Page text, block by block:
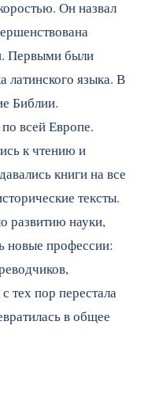
Он назвал
Первыми были
латинского языка. В
Библии.
всей Европе.
к чтению и
книги на все
тексты.
развитию науки,
новые профессии:
тех пор перестала
в общее